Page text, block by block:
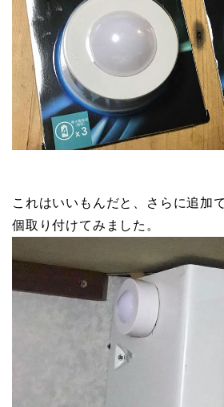
これはいいもんだと、さらに追加
個取り付けてみました。